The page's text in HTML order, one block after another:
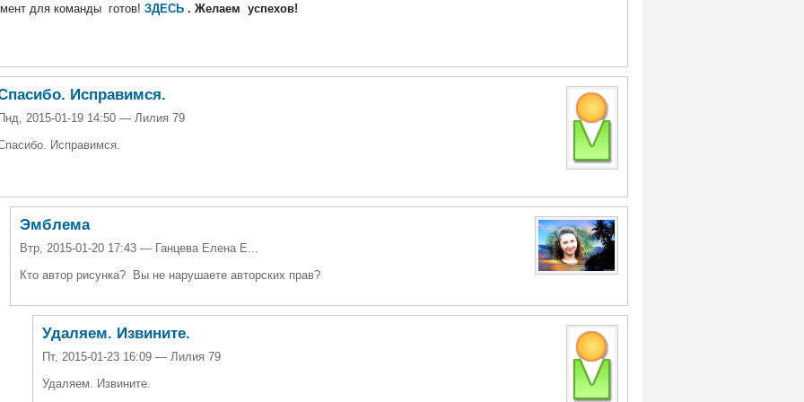
для команды готов! ЗДЕСЬ . Желаем успехов!
Исправимся.
2015-01-19 14:50 — Лилия 79
Исправимся.
Эмблема
Втр, 2015-01-20 17:43 — Ганцева Елена Е...
Кто автор рисунка?
Вы не нарушаете авторских прав?
Удаляем. Извините.
Пт, 2015-01-23 16:09 — Лилия 79
Удаляем. Извините.